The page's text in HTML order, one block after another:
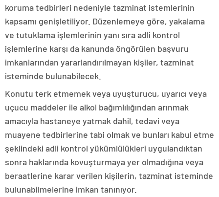
koruma tedbirleri nedeniyle tazminat istemlerinin
kapsamı genişletiliyor. Düzenlemeye göre, yakalama
ve tutuklama işlemlerinin yanı sıra adli kontrol
işlemlerine karşı da kanunda öngörülen başvuru
imkanlarından yararlandırılmayan kişiler, tazminat
isteminde bulunabilecek.
Konutu terk etmemek veya uyuşturucu, uyarıcı veya
uçucu maddeler ile alkol bağımlılığından arınmak
amacıyla hastaneye yatmak dahil, tedavi veya
muayene tedbirlerine tabi olmak ve bunları kabul etme
şeklindeki adli kontrol yükümlülükleri uygulandıktan
sonra haklarında kovuşturmaya yer olmadığına veya
beraatlerine karar verilen kişilerin, tazminat isteminde
bulunabilmelerine imkan tanınıyor.